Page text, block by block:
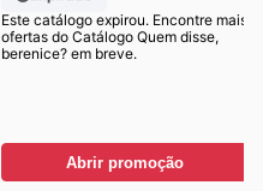
Este catálogo expirou. Encontre mais
ofertas do Catálogo Quem disse,
berenice? em breve.
Abrir promoção